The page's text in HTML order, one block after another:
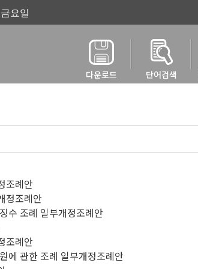
요일
다운로드 단어검색
조례안
정조례안
수 조례 일부개정조례안
조례안
에 관한 조례 일부개정조례안